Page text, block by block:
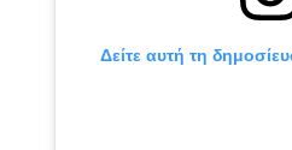
Δείτε αυτή τη